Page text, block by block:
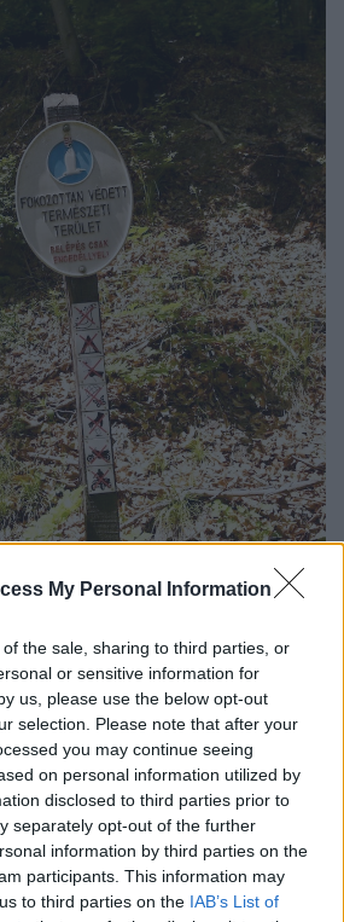
My Personal Information
the sale, sharing to third parties, or
or sensitive information for
us, please use the below opt-out
selection. Please note that after your
you may continue seeing
on personal information utilized by
disclosed to third parties prior to
separately opt-out of the further
information by third parties on the
participants. This information may
to third parties on the IAB’s List of
jóval kisebbnek tűnt Nagyhuta,
bélyegző lenyomatot
ismét túrázókba is botlottunk.
üldügélő kétkezi
a meleg annyira elcsavart, hogy
alatti harmadik eltévedésre is.
emelkedő volt a sorompó
erdei út, hogy igaz legyen,
útvonallal.